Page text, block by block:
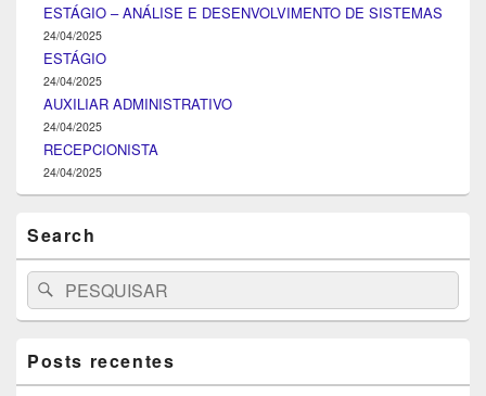
ESTÁGIO – ANÁLISE E DESENVOLVIMENTO DE SISTEMAS
24/04/2025
ESTÁGIO
24/04/2025
AUXILIAR ADMINISTRATIVO
24/04/2025
RECEPCIONISTA
24/04/2025
Search
Search
for:
Pesquisar
Posts recentes